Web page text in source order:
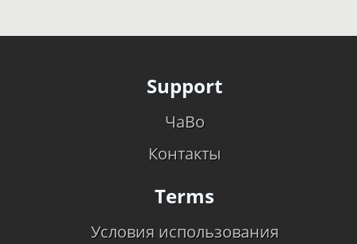
Support
ЧаВо
Контакты
Terms
Условия использования